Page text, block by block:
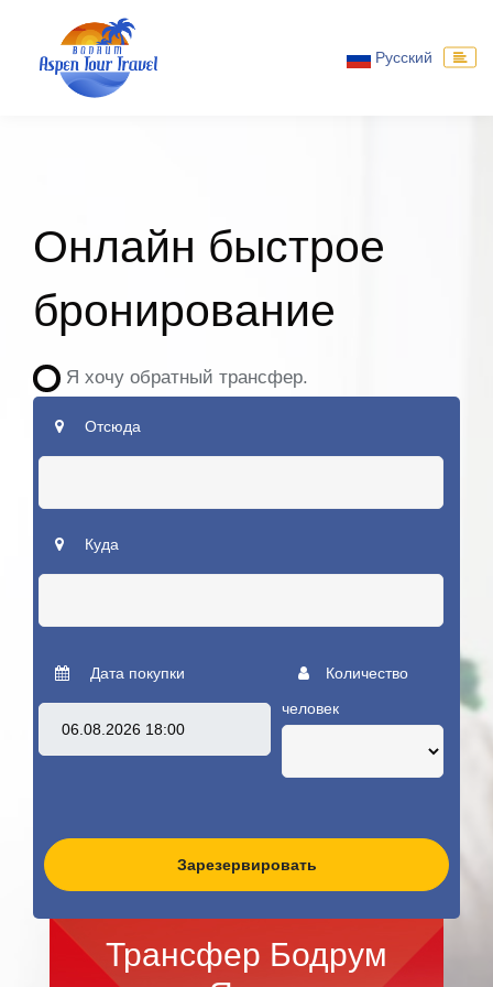
Русский
Онлайн быстрое
бронирование
Я хочу обратный трансфер.
Отсюда
Куда
Дата покупки
Количество
человек
Зарезервировать
Трансфер Бодрум